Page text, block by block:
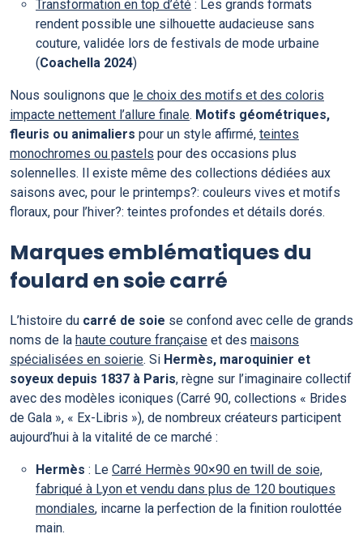
Transformation en top d’été : Les grands formats
rendent possible une silhouette audacieuse sans
couture, validée lors de festivals de mode urbaine
(Coachella 2024)
Nous soulignons que le choix des motifs et des coloris
impacte nettement l’allure finale. Motifs géométriques,
fleuris ou animaliers pour un style affirmé, teintes
monochromes ou pastels pour des occasions plus
solennelles. Il existe même des collections dédiées aux
saisons avec, pour le printemps?: couleurs vives et motifs
floraux, pour l’hiver?: teintes profondes et détails dorés.
Marques emblématiques du
foulard en soie carré
L’histoire du carré de soie se confond avec celle de grands
noms de la haute couture française et des maisons
spécialisées en soierie. Si Hermès, maroquinier et
soyeux depuis 1837 à Paris, règne sur l’imaginaire collectif
avec des modèles iconiques (Carré 90, collections « Brides
de Gala », « Ex-Libris »), de nombreux créateurs participent
aujourd’hui à la vitalité de ce marché :
Hermès : Le Carré Hermès 90×90 en twill de soie,
fabriqué à Lyon et vendu dans plus de 120 boutiques
mondiales, incarne la perfection de la finition roulottée
main.